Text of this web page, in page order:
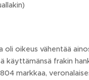
oli oikeus vähentää
käyttämänsä frakin
markkaa,